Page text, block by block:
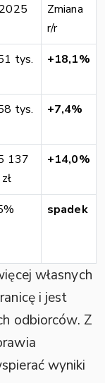
Zmiana
r/r
tys.
+18,1%
tys.
+7,4%
137
+14,0%
spadek
własnych
i jest
odbiorców. Z
wyniki